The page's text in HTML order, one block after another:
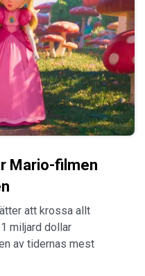
Mario-filmen
att krossa allt
miljard dollar
av tidernas mest